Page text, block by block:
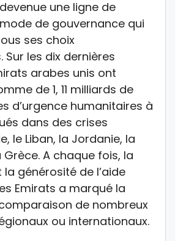
une ligne de
de gouvernance qui
ses choix
les dix dernières
arabes unis ont
de 1, 11 milliards de
d’urgence humanitaires à
dans des crises
le Liban, la Jordanie, la
Grèce. A chaque fois, la
générosité de l’aide
Emirats a marqué la
de nombreux
ou internationaux.